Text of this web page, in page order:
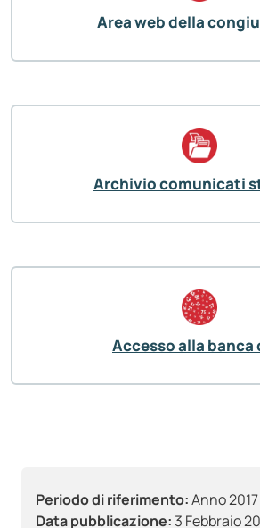
Periodo di riferimento:Anno 2017
Data pubblicazione: 3 Febbraio
Area web della
Archivio comunicati
Accesso alla banca